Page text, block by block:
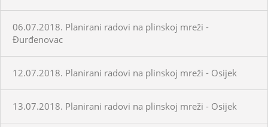
06.07.2018. Planirani radovi na plinskoj mreži -
Đurđenovac
12.07.2018. Planirani radovi na plinskoj mreži - Osijek
13.07.2018. Planirani radovi na plinskoj mreži - Osijek